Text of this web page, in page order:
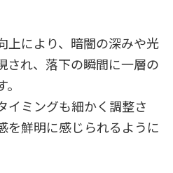
上により、暗闇の深みや光
され、落下の瞬間に一層の
イミングも細かく調整さ
を鮮明に感じられるように